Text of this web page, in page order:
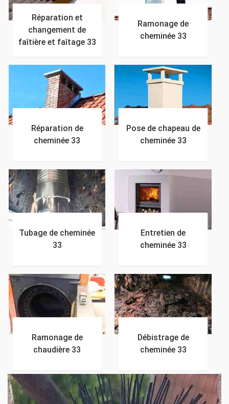
Réparation et
changement de
faîtière et faîtage 33
Ramonage de
cheminée 33
Réparation de
cheminée 33
Pose de chapeau de
cheminée 33
Tubage de cheminée
33
Entretien de
cheminée 33
Ramonage de
chaudière 33
Débistrage de
cheminée 33